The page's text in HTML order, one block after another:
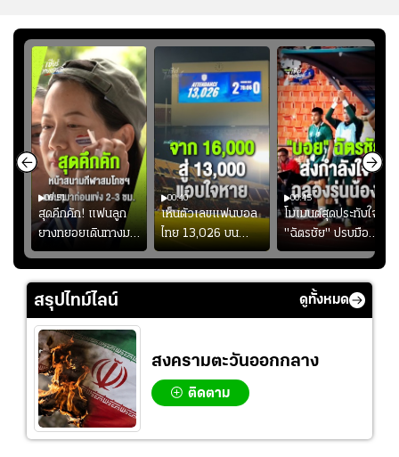
00:51
สุดคึกคัก! แฟนลูก
ยางทยอยเดินทางมา
หน้าสนามกีฬา
สมโภชฯ กันอย่าง
คึกคัก ก่อนเกมเริ่ม
2-3 ชั่วโมง
00:40
เห็นตัวเลขแฟนบอล
ไทย 13,026 บน
สกอร์บอร์ดแล้วแอบ
ใจหาย น้อยกว่านัดที่
00:45
โมเมนต์สุดประทับใจ!
"ฉัตรชัย" ปรบมือ
ฉลองประตูแรกให้
ดาวรุ่ง "เจะฮานาฟี"
ในสีเสื้อช้างศึกชุด
สรุปไทม์ไลน์ ดูทั้งหมด
สงครามตะวันออกกลาง
ติดตาม